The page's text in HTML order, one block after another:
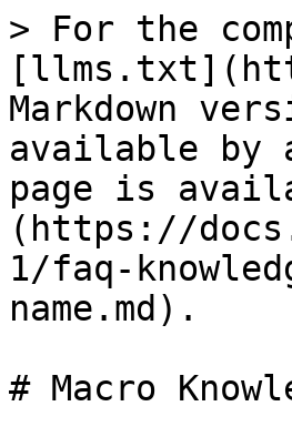
> For the
Markdown
available by
page is
(https://
1/faq-
name.md).
# Macro